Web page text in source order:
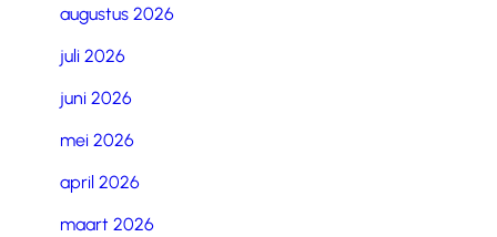
augustus 2026
juli 2026
juni 2026
mei 2026
april 2026
maart 2026